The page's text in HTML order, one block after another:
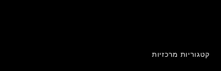
קטגוריות מרכזיות